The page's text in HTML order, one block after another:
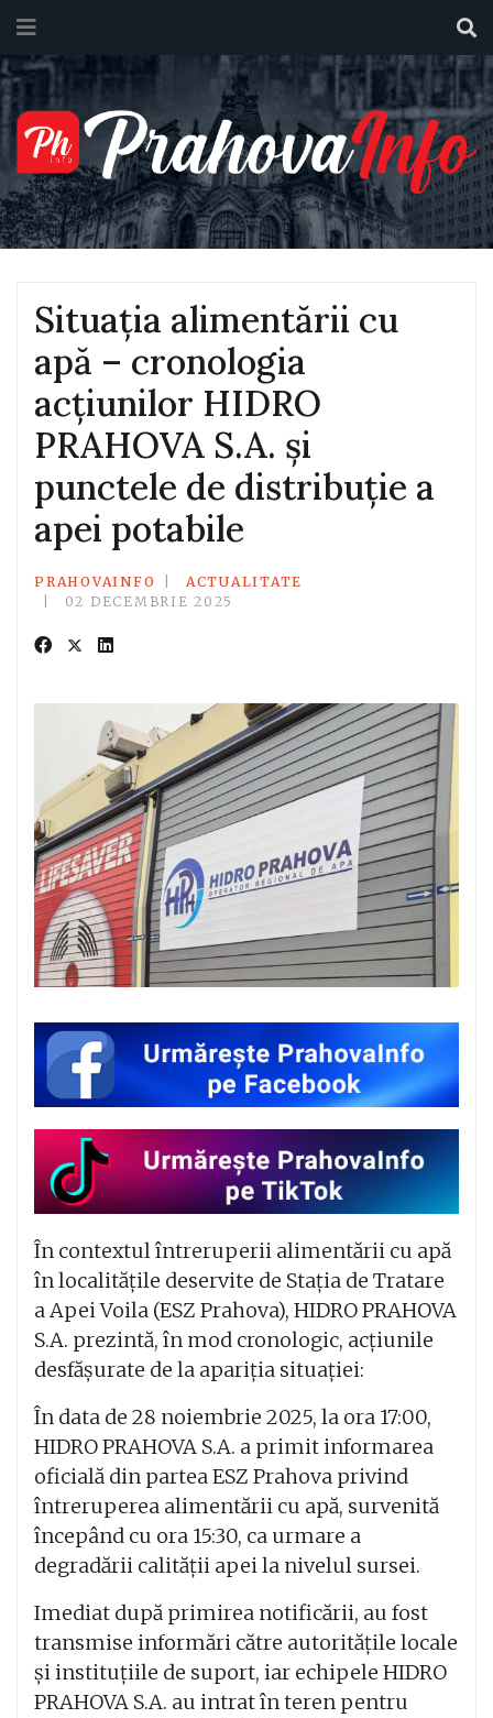
Situația alimentării cu
apă – cronologia
acțiunilor HIDRO
PRAHOVA S.A. și
punctele de distribuție a
apei potabile
PRAHOVAINFO
ACTUALITATE
02 DECEMBRIE 2025
În contextul întreruperii alimentării cu apă
în localitățile deservite de Stația de Tratare
a Apei Voila (ESZ Prahova), HIDRO PRAHOVA
S.A. prezintă, în mod cronologic, acțiunile
desfășurate de la apariția situației:
În data de 28 noiembrie 2025, la ora 17:00,
HIDRO PRAHOVA S.A. a primit informarea
oficială din partea ESZ Prahova privind
întreruperea alimentării cu apă, survenită
începând cu ora 15:30, ca urmare a
degradării calității apei la nivelul sursei.
Imediat după primirea notificării, au fost
transmise informări către autoritățile locale
și instituțiile de suport, iar echipele HIDRO
PRAHOVA S.A. au intrat în teren pentru